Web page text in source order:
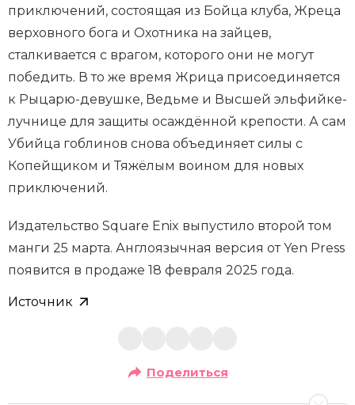
приключений, состоящая из Бойца клуба, Жреца
верховного бога и Охотника на зайцев,
сталкивается с врагом, которого они не могут
победить. В то же время Жрица присоединяется
к Рыцарю-девушке, Ведьме и Высшей эльфийке-
лучнице для защиты осаждённой крепости. А сам
Убийца гоблинов снова объединяет силы с
Копейщиком и Тяжёлым воином для новых
приключений.
Издательство Square Enix выпустило второй том
манги 25 марта. Англоязычная версия от Yen Press
появится в продаже 18 февраля 2025 года.
Источник
Поделиться